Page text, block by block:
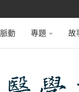
脈動 專題 故